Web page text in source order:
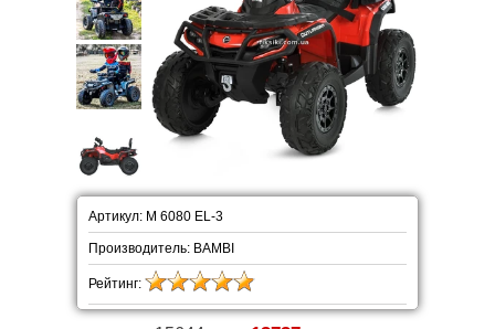
Артикул: M 6080 EL-3
Производитель: BAMBI
Рейтинг: